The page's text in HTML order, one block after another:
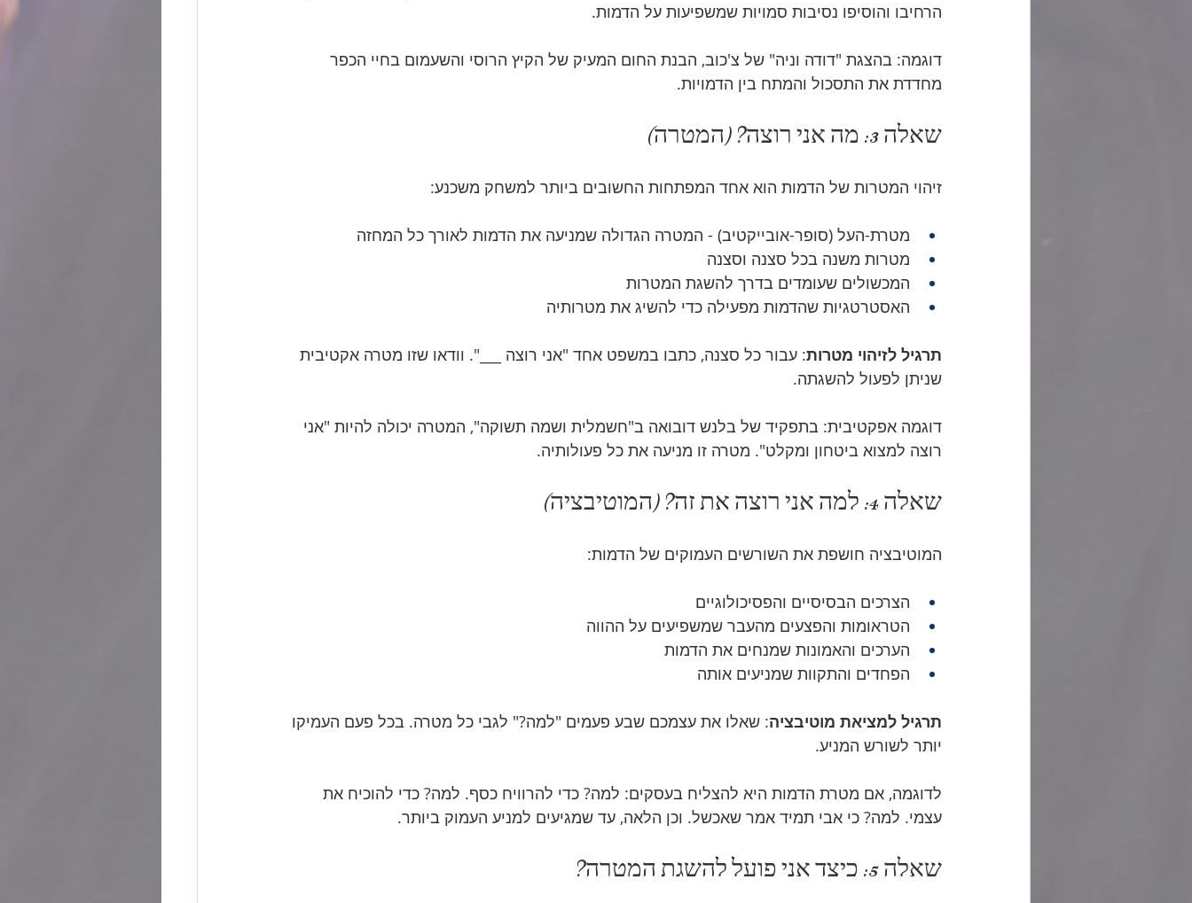
הרחיבו והוסיפו נסיבות סמויות שמשפיעות על הדמות.
דוגמה: בהצגת "דודה וניה" של צ'כוב, הבנת החום המעיק של הקיץ הרוסי והשעמום בחיי הכפר
מחדדת את התסכול והמתח בין הדמויות.
שאלה 3: מה אני רוצה? (המטרה)
זיהוי המטרות של הדמות הוא אחד המפתחות החשובים ביותר למשחק משכנע:
מטרת-העל (סופר-אובייקטיב) - המטרה הגדולה שמניעה את הדמות לאורך כל המחזה
מטרות משנה בכל סצנה וסצנה
המכשולים שעומדים בדרך להשגת המטרות
האסטרטגיות שהדמות מפעילה כדי להשיג את מטרותיה
תרגיל לזיהוי מטרות: עבור כל סצנה, כתבו במשפט אחד "אני רוצה ___". וודאו שזו מטרה אקטיבית
שניתן לפעול להשגתה.
דוגמה אפקטיבית: בתפקיד של בלנש דובואה ב"חשמלית ושמה תשוקה", המטרה יכולה להיות "אני
רוצה למצוא ביטחון ומקלט". מטרה זו מניעה את כל פעולותיה.
שאלה 4: למה אני רוצה את זה? (המוטיבציה)
המוטיבציה חושפת את השורשים העמוקים של הדמות:
הצרכים הבסיסיים והפסיכולוגיים
הטראומות והפצעים מהעבר שמשפיעים על ההווה
הערכים והאמונות שמנחים את הדמות
הפחדים והתקוות שמניעים אותה
תרגיל למציאת מוטיבציה: שאלו את עצמכם שבע פעמים "למה?" לגבי כל מטרה. בכל פעם העמיקו
יותר לשורש המניע.
לדוגמה, אם מטרת הדמות היא להצליח בעסקים: למה? כדי להרוויח כסף. למה? כדי להוכיח את
עצמי. למה? כי אבי תמיד אמר שאכשל. וכן הלאה, עד שמגיעים למניע העמוק ביותר.
שאלה 5: כיצד אני פועל להשגת המטרה?